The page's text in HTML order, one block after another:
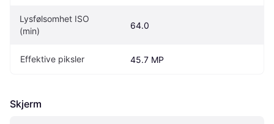
Lysfølsomhet ISO
(min)
64.0
Effektive piksler 45.7 MP
Skjerm